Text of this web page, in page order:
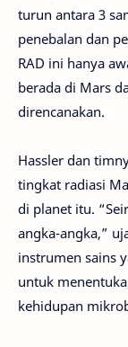
turun antara 3
penebalan dan
RAD ini hanya
berada di Mars
direncanakan.
Hassler dan
tingkat radiasi
di planet itu.
angka-angka,”
instrumen sains
untuk
kehidupan